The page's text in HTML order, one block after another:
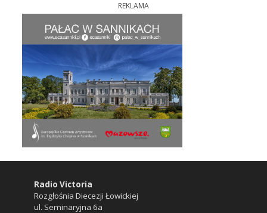
REKLAMA
Radio Victoria
Rozgłośnia Diecezji Łowickiej
ul. Seminaryjna 6a